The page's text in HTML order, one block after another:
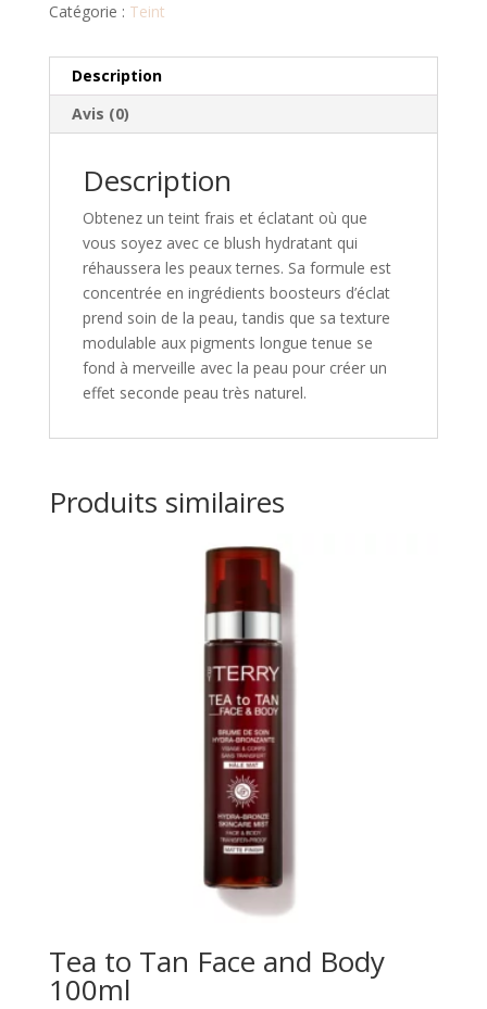
Catégorie : Teint
Description
Avis (0)
Description
Obtenez un teint frais et éclatant où que
vous soyez avec ce blush hydratant qui
réhaussera les peaux ternes. Sa formule est
concentrée en ingrédients boosteurs d’éclat
prend soin de la peau, tandis que sa texture
modulable aux pigments longue tenue se
fond à merveille avec la peau pour créer un
effet seconde peau très naturel.
Produits similaires
Tea to Tan Face and Body
100ml